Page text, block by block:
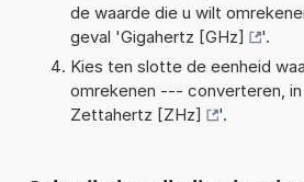
de waarde die u wilt
geval 'Gigahertz [GHz]
'.
Kies ten slotte de eenheid
omrekenen --- converteren,
Zettahertz [ZHz]
'.